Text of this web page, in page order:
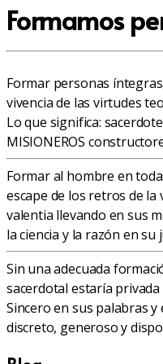
Formamos
Formar personas
vivencia de las virtudes
Lo que significa:
MISIONEROS
Formar al hombre en
escape de los retros de
valentia llevando en sus
la ciencia y la razón en
Sin una adecuada
sacerdotal estaría
Sincero en sus palabras
discreto, generoso y